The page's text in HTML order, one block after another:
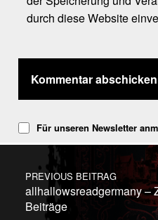
durch diese Website
Für unseren Newsletter
Post navigation
PREVIOUS BEITRAG
allhallowsreadgermany –
Beiträge